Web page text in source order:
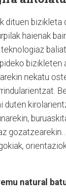
dituen
haienak
bizikleten
nekatu
duten
natural